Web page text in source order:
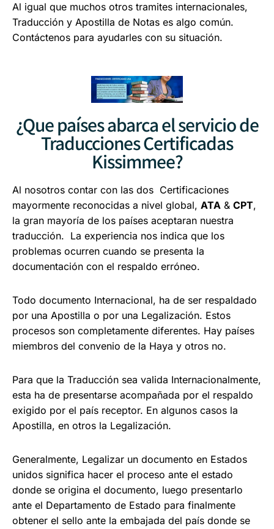
Al igual que muchos otros tramites internacionales,
Traducción y Apostilla de Notas es algo común.
Contáctenos para ayudarles con su situación.
¿Que países abarca el servicio de
Traducciones Certificadas
Kissimmee?
Al nosotros contar con las dos Certificaciones
mayormente reconocidas a nivel global, ATA & CPT,
la gran mayoría de los países aceptaran nuestra
traducción. La experiencia nos indica que los
problemas ocurren cuando se presenta la
documentación con el respaldo erróneo.
Todo documento Internacional, ha de ser respaldado
por una Apostilla o por una Legalización. Estos
procesos son completamente diferentes. Hay países
miembros del convenio de la Haya y otros no.
Para que la Traducción sea valida Internacionalmente,
esta ha de presentarse acompañada por el respaldo
exigido por el país receptor. En algunos casos la
Apostilla, en otros la Legalización.
Generalmente, Legalizar un documento en Estados
unidos significa hacer el proceso ante el estado
donde se origina el documento, luego presentarlo
ante el Departamento de Estado para finalmente
obtener el sello ante la embajada del país donde se